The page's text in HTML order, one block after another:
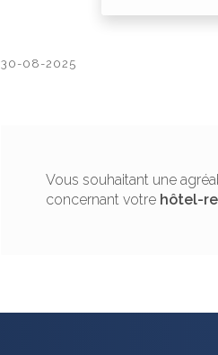
30-08-2025
Vous souhaitant une
concernant votre hôtel-